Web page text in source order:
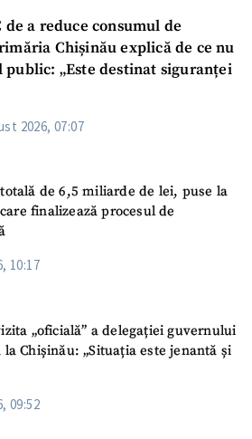
de a reduce consumul de
Chișinău explică de ce nu
„Este destinat siguranței
2026, 07:07
de 6,5 miliarde de lei, puse la
finalizează procesul de
10:17
„oficială” a delegației guvernului
Chișinău: „Situația este jenantă și
09:52